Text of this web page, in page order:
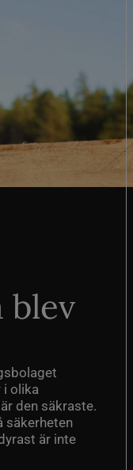
blev
i olika
den säkraste.
säkerheten
är inte